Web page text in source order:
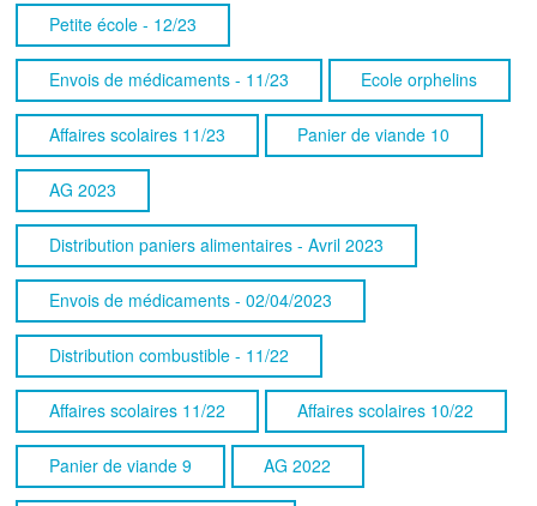
Petite école - 12/23
Envois de médicaments - 11/23 Ecole orphelins
Affaires scolaires 11/23 Panier de viande 10
AG 2023
Distribution paniers alimentaires - Avril 2023
Envois de médicaments - 02/04/2023
Distribution combustible - 11/22
Affaires scolaires 11/22 Affaires scolaires 10/22
Panier de viande 9 AG 2022